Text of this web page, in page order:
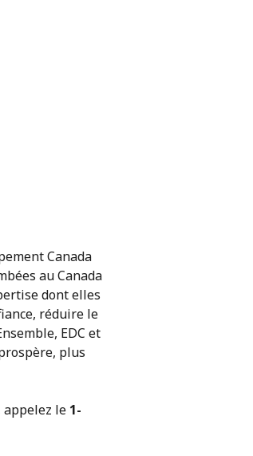
Canada
au Canada
dont elles
réduire le
EDC et
plus
appelez le 1-